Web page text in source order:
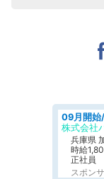
株式会社
兵庫県
時給
正社員
スポン